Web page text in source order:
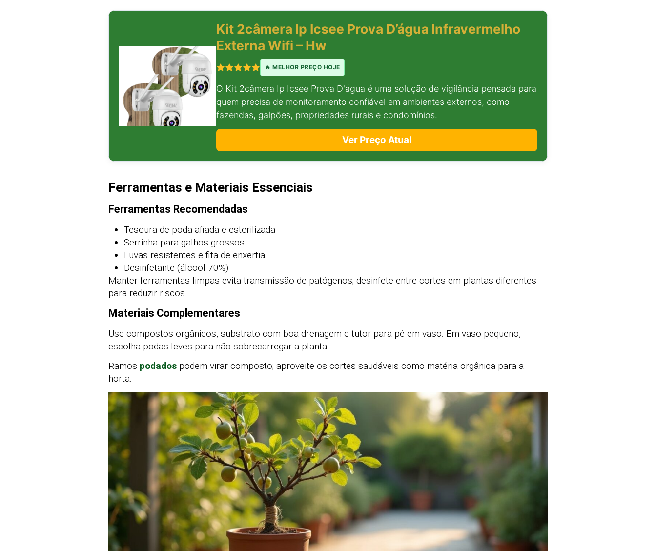
Kit 2câmera Ip Icsee Prova D’água Infravermelho
Externa Wifi – Hw
🔥 MELHOR PREÇO HOJE
O Kit 2câmera Ip Icsee Prova D'água é uma solução de vigilância pensada para
quem precisa de monitoramento confiável em ambientes externos, como
fazendas, galpões, propriedades rurais e condomínios.
Ver Preço Atual
Ferramentas e Materiais Essenciais
Ferramentas Recomendadas
Tesoura de poda afiada e esterilizada
Serrinha para galhos grossos
Luvas resistentes e fita de enxertia
Desinfetante (álcool 70%)
Manter ferramentas limpas evita transmissão de patógenos; desinfete entre cortes em plantas diferentes
para reduzir riscos.
Materiais Complementares
Use compostos orgânicos, substrato com boa drenagem e tutor para pé em vaso. Em vaso pequeno,
escolha podas leves para não sobrecarregar a planta.
Ramos podados podem virar composto; aproveite os cortes saudáveis como matéria orgânica para a
horta.